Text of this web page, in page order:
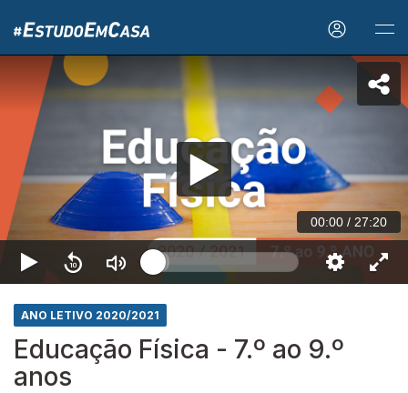
00:00 / 27:20
ANO LETIVO 2020/2021
Educação Física - 7.º ao 9.º
anos